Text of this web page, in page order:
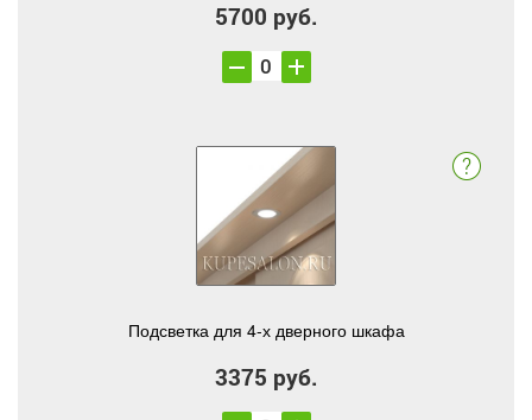
5700 руб.
Подсветка для 4-х дверного шкафа
3375 руб.